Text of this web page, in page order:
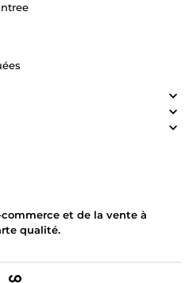
et de la vente à
qualité.